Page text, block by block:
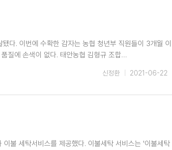
다. 이번에 수확한 감자는 농협 청년부 직원들이 3개월 이
질에 손색이 없다. 태안농협 김형규 조합…
2021-06-22
신정환
불 세탁서비스를 제공했다. 이불세탁 서비스는 '이불세탁